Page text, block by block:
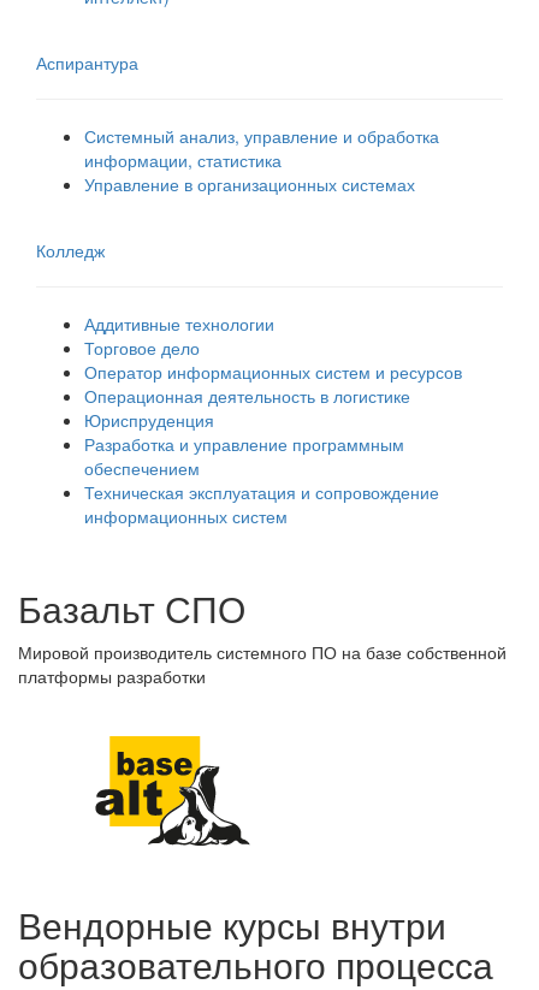
Аспирантура
Системный анализ, управление и обработка
информации, статистика
Управление в организационных системах
Колледж
Аддитивные технологии
Торговое дело
Оператор информационных систем и ресурсов
Операционная деятельность в логистике
Юриспруденция
Разработка и управление программным
обеспечением
Техническая эксплуатация и сопровождение
информационных систем
Базальт СПО
Мировой производитель системного ПО на базе собственной
платформы разработки
Вендорные курсы внутри
образовательного процесса